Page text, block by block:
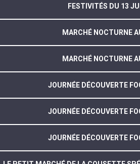
FESTIVITÉS DU 13
MARCHÉ NOCTURNE
MARCHÉ NOCTURNE
JOURNÉE DÉCOUVERTE
JOURNÉE DÉCOUVERTE
JOURNÉE DÉCOUVERTE